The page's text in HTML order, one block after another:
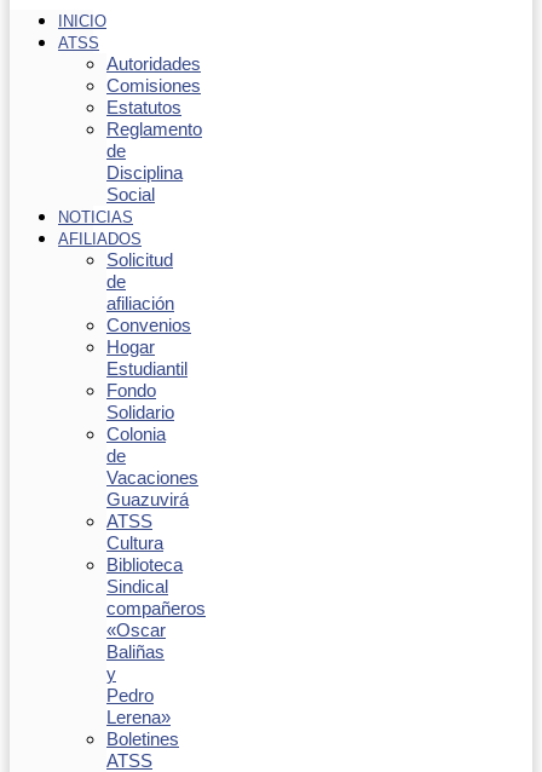
INICIO
ATSS
Autoridades
Comisiones
Estatutos
Reglamento
de
Disciplina
Social
NOTICIAS
AFILIADOS
Solicitud
de
afiliación
Convenios
Hogar
Estudiantil
Fondo
Solidario
Colonia
de
Vacaciones
Guazuvirá
ATSS
Cultura
Biblioteca
Sindical
compañeros
«Oscar
Baliñas
y
Pedro
Lerena»
Boletines
ATSS